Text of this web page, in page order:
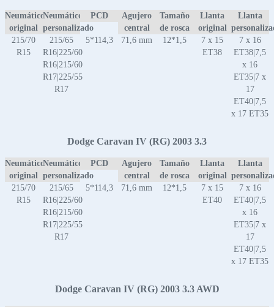
Neumático
original
Neumático
personalizado
PCD
Agujero
central
Tamaño
de rosca
Llanta
original
Llanta
215/70
R15
215/65
R16|225/60
R16|215/60
R17|225/55
R17
5*114,3 71,6 mm 12*1,5
7 x 15
ET38
7 x 16
ET38|7,5
x 16
ET35|7 x
17
ET40|7,5
x 17 ET35
Dodge Caravan IV (RG) 2003 3.3
Neumático
original
Neumático
personalizado
PCD
Agujero
central
Tamaño
de rosca
Llanta
original
Llanta
215/70
R15
215/65
R16|225/60
R16|215/60
R17|225/55
R17
5*114,3 71,6 mm 12*1,5
7 x 15
ET40
7 x 16
ET40|7,5
x 16
ET35|7 x
17
ET40|7,5
x 17 ET35
Dodge Caravan IV (RG) 2003 3.3 AWD